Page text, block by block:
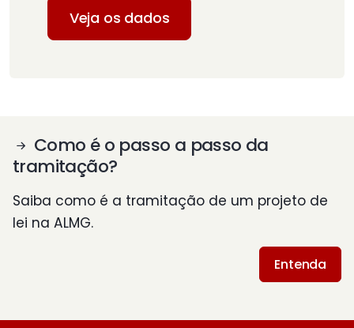
Veja os dados
Como é o passo a passo da
tramitação?
Saiba como é a tramitação de um projeto de
lei na ALMG.
Entenda